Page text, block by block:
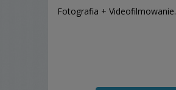
Fotografia + Videofilmowanie.